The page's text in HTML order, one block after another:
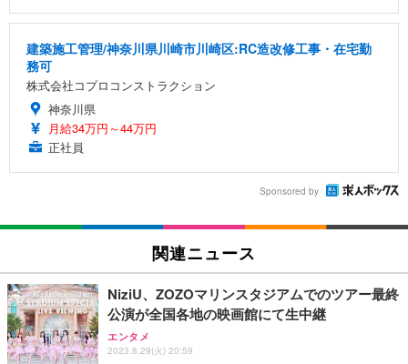
建築施工管理/神奈川県川崎市川崎区:RC造改修工事・在宅勤
務可
株式会社コプロコンストラクション
神奈川県
月給34万円～44万円
正社員
Sponsored by
関連ニュース
NiziU、ZOZOマリンスタジアムでのツアー最終
公演が全国各地の映画館にて生中継
エンタメ
2023.8.29(火) 20:59